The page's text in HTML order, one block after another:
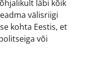
läbi kõik
välisriigi
kohta Eestis, et
või